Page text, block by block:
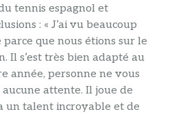
tennis espagnol et
: « J’ai vu beaucoup
que nous étions sur le
Il s’est très bien adapté au
année, personne ne vous
attente. Il joue de
un talent incroyable et de